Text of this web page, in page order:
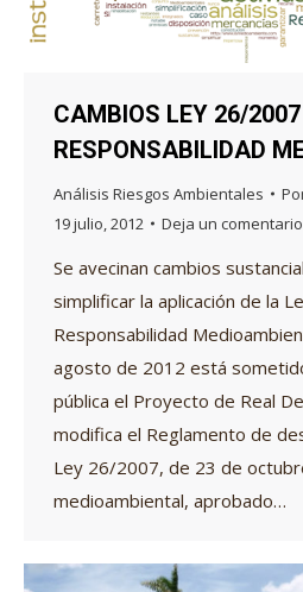
CAMBIOS LEY 26/2007
RESPONSABILIDAD
Análisis Riesgos Ambientales
19 julio, 2012
Deja un comentario
Se avecinan cambios
simplificar la aplicación de la
Responsabilidad
agosto de 2012 está
pública el Proyecto de Real
modifica el Reglamento de
Ley 26/2007, de 23 de
medioambiental, aprobado…